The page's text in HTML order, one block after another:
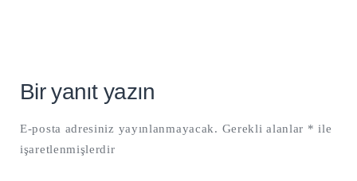
Bir yanıt yazın
E-posta adresiniz yayınlanmayacak. Gerekli alanlar * ile
işaretlenmişlerdir